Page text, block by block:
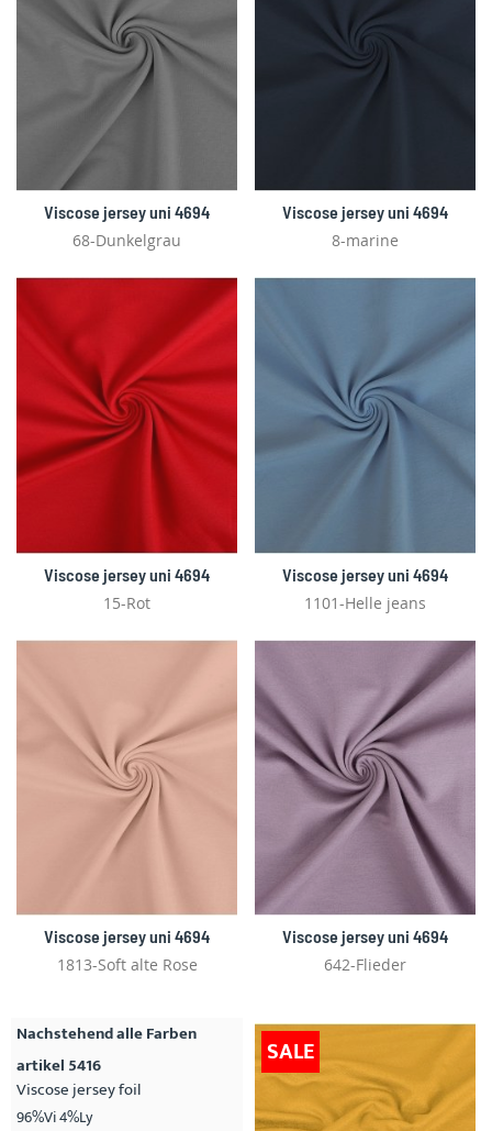
Viscose jersey uni 4694
68-Dunkelgrau
Viscose jersey uni 4694
8-marine
Viscose jersey uni 4694
15-Rot
Viscose jersey uni 4694
1101-Helle jeans
Viscose jersey uni 4694
1813-Soft alte Rose
Viscose jersey uni 4694
642-Flieder
Nachstehend alle Farben
artikel 5416
Viscose jersey foil
96%Vi 4%Ly
SALE